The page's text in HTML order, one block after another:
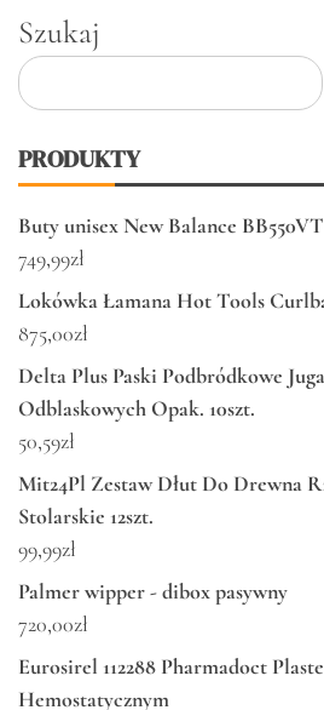
Szukaj
PRODUKTY
Buty unisex New Balance
749,99zł
Lokówka Łamana Hot Tools
875,00zł
Delta Plus Paski Podbródkowe
Odblaskowych Opak. 10szt.
50,59zł
Mit24Pl Zestaw Dłut Do Drewna
Stolarskie 12szt.
99,99zł
Palmer wipper - dibox pasywny
720,00zł
Eurosirel 112288 Pharmadoct
Hemostatycznym